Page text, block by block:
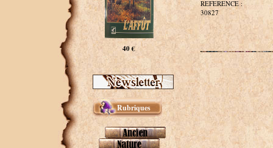
40 €
Rubriques
REFERENCE :
30827